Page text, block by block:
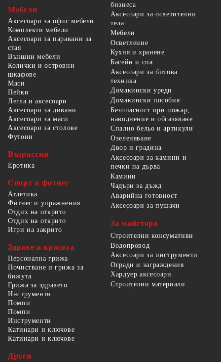
Мебели
Аксесоари за офис мебели
Комплекти мебели
Аксесоари за паравани за
стая
Външни мебели
Колички и островни
шкафове
Маси
Пейки
Легла и аксесоари
Аксесоари за дивани
Аксесоари за маси
Аксесоари за столове
Футони
Възрастни
Еротика
Спорт и фитнес
Атлетика
Фитнес и упражнения
Отдих на открито
Отдих на открито
Игри на закрито
Здраве и красота
Персонална грижа
Почистване и грижа за
бижута
Грижа за здравето
бизнеса
Аксесоари за осветителни
тела
Мебели
Осветление
Кухня и хранене
Басейн и спа
Аксесоари за битова
техника
Домакински уреди
Домакински пособия
Безопасност при пожар,
наводнение и обгазяване
Спално бельо и артикули
Озеленяване
Двор и градина
Аксесоари за камини и
печки на дърва
Камини
Чадъри за дъжд
Аварийна готовност
Аксесоари за пушачи
За майстора
Строителни консумативи
Водопровод
Аксесоари за инструменти
Огради и заграждения
Хардуер аксесоари
Строителни материали
Инструменти
Помпи
Помпи
Инструменти
Катинари и ключове
Катинари и ключове
Други